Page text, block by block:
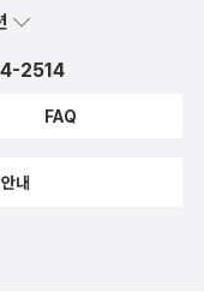
전자의 역할 유전자는
구와 신경 등에서는 날
법과 만들어지는 타이
과만들어지는 타이밍을
(유전자)가 선천적으
성까지도 게놈을 분석
약품이나 함암제에서는
니다. 프롤로그에서부
2514
FAQ
내